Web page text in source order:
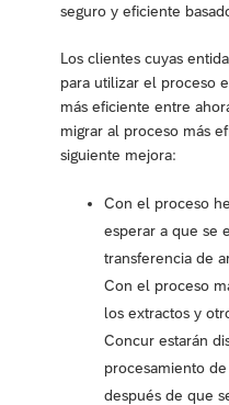
seguro y eficiente
Los clientes cuyas
para utilizar el proceso
más eficiente entre
migrar al proceso más
siguiente mejora:
Con el proceso
esperar a que se
transferencia de
Con el proceso
los extractos y
Concur estarán
procesamiento
después de que